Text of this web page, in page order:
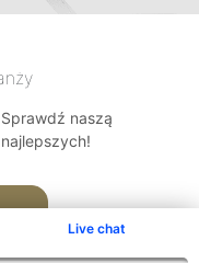
Live chat
naszą